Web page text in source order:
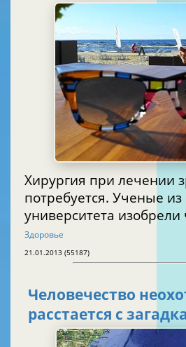
Хирургия при лечении зрения скоро не
потребуется. Ученые
университета
Здоровье
21.01.2013 (55187)
Человечество
расстается с